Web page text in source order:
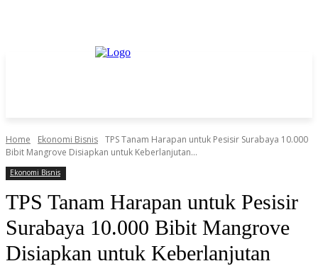
Home Ekonomi Bisnis TPS Tanam Harapan untuk Pesisir Surabaya 10.000
Bibit Mangrove Disiapkan untuk Keberlanjutan...
Ekonomi Bisnis
TPS Tanam Harapan untuk Pesisir
Surabaya 10.000 Bibit Mangrove
Disiapkan untuk Keberlanjutan